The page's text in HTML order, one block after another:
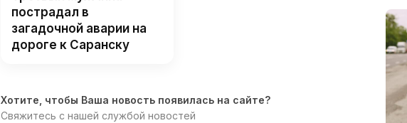
пострадал в
загадочной аварии на
дороге к Саранску
Хотите, чтобы Ваша новость появилась на сайте?
Свяжитесь с нашей службой новостей